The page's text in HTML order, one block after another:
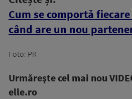
Cum se comportă
când are un nou
Foto: PR
Urmăreşte cel mai nou
elle.ro